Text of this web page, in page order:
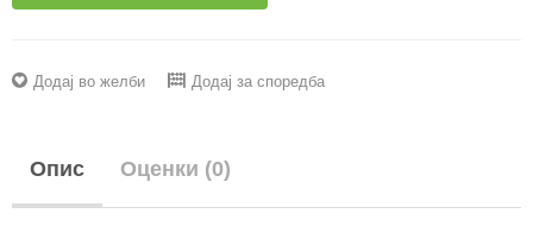
Додај во желби Додај за споредба
Опис Оценки (0)